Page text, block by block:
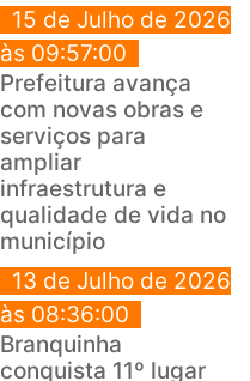
15 de Julho de 2026
às 09:57:00
Prefeitura avança
com novas obras e
serviços para
ampliar
infraestrutura e
qualidade de vida no
município
13 de Julho de 2026
às 08:36:00
Branquinha
conquista 11º lugar